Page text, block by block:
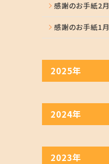
感謝のお手紙2月
感謝のお手紙1月
2025年
2024年
2023年